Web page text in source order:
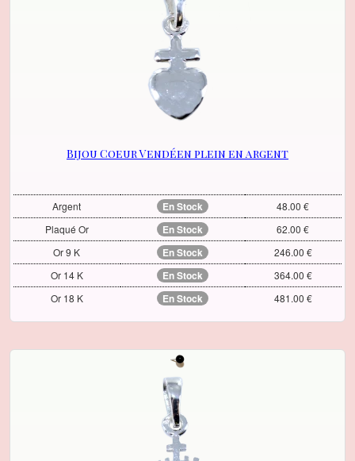
Bijou Coeur Vendéen plein en argent
Argent En Stock
48.00 €
Plaqué Or
En Stock
62.00 €
Or 9 K
En Stock
246.00 €
Or 14 K
En Stock
364.00 €
Or 18 K
En Stock 481.00 €